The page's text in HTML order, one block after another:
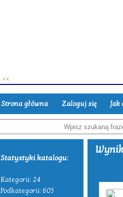
Strona główna Zaloguj się Jak
Statystyki katalogu:
Kategorii: 24
Podkategorii: 605